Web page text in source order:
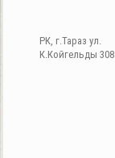
РК, г.Тараз ул.
К.Койгельды 308